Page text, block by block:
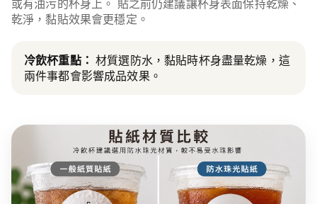
或有油污的杯身上。 貼之前仍建議讓杯身表面保持乾燥、
乾淨，黏貼效果會更穩定。
冷飲杯重點： 材質選防水，黏貼時杯身盡量乾燥，這
兩件事都會影響成品效果。